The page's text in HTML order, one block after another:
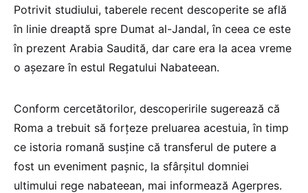
Potrivit studiului, taberele recent descoperite se află
în linie dreaptă spre Dumat al-Jandal, în ceea ce este
în prezent Arabia Saudită, dar care era la acea vreme
o aşezare în estul Regatului Nabateean.
Conform cercetătorilor, descoperirile sugerează că
Roma a trebuit să forţeze preluarea acestuia, în timp
ce istoria romană susţine că transferul de putere a
fost un eveniment paşnic, la sfârşitul domniei
ultimului rege nabateean, mai informează Agerpres.